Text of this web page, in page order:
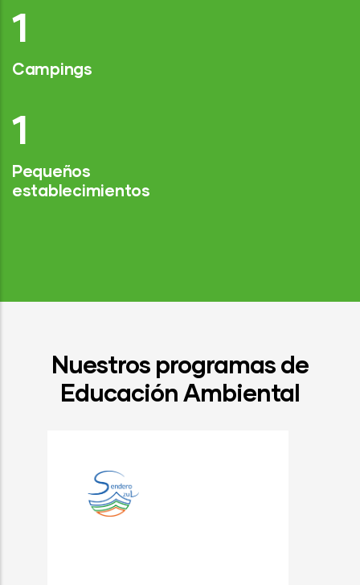
2
Campings
1
Pequeños
establecimientos
Nuestros programas de
Educación Ambiental